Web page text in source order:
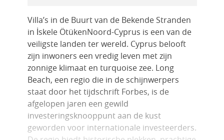
Villa’s in de Buurt van de Bekende Stranden
in İskele ÖtükenNoord-Cyprus is een van de
veiligste landen ter wereld. Cyprus belooft
zijn inwoners een vredig leven met zijn
zonnige klimaat en turquoise zee. Long
Beach, een regio die in de schijnwerpers
staat door het tijdschrift Forbes, is de
afgelopen jaren een gewild
investeringsknooppunt aan de kust
geworden voor internationale investeerders.